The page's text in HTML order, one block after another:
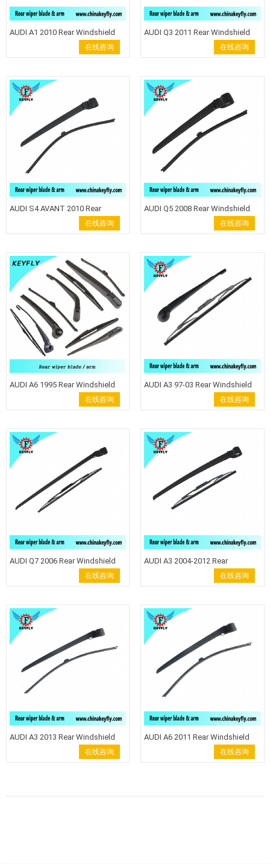
AUDI A1 2010 Rear Windshield
Wiper Arm Wiper Blade back
在线咨询
AUDI Q3 2011 Rear Windshield
Wiper Arm Wiper Blade back
在线咨询
AUDI S4 AVANT 2010 Rear
Windshield Wiper Arm Wiper
在线咨询
AUDI Q5 2008 Rear Windshield
Wiper Arm Wiper Blade back
在线咨询
AUDI A6 1995 Rear Windshield
Wiper Arm Wiper Blade back
在线咨询
AUDI A3 97-03 Rear Windshield
Wiper Arm Wiper Blade back
在线咨询
AUDI Q7 2006 Rear Windshield
Wiper Arm Wiper Blade back
在线咨询
AUDI A3 2004-2012 Rear
Windshield Wiper Arm Wiper
在线咨询
AUDI A3 2013 Rear Windshield
Wiper Arm Wiper Blade back
在线咨询
AUDI A6 2011 Rear Windshield
Wiper Arm Wiper Blade back
在线咨询